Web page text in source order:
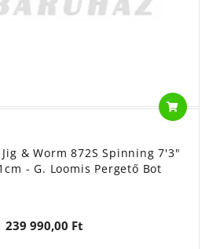
Jig & Worm 872S Spinning 7'3"
- G. Loomis Pergető Bot
239 990,00 Ft